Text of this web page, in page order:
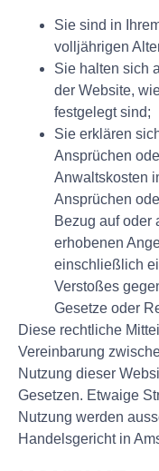
Sie sind in
volljährigen
Sie halten sich
der Website,
festgelegt sind;
Sie erklären
Ansprüchen
Anwaltskosten
Ansprüchen
Bezug auf oder
erhobenen
einschließlich
Verstoßes
Gesetze oder
Diese rechtliche
Vereinbarung
Nutzung dieser
Gesetzen. Etwaige
Nutzung werden
Handelsgericht in